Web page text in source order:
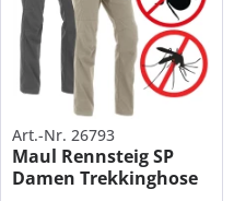
Art.-Nr. 26793
Maul Rennsteig SP
Damen Trekkinghose